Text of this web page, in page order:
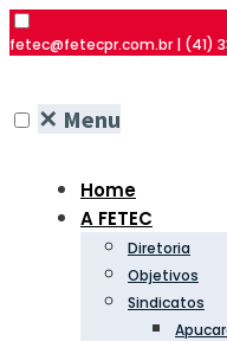
fetec@fetecpr.com.br | (41)
✕ Menu
Home
A FETEC
Diretoria
Objetivos
Sindicatos